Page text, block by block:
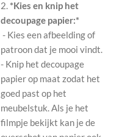
2.*Kies en knip het
decoupage papier:*
- Kies een afbeelding of
patroon dat je mooi vindt.
- Knip het decoupage
papier op maat zodat het
goed past op het
meubelstuk. Als je het
filmpje bekijkt kan je de